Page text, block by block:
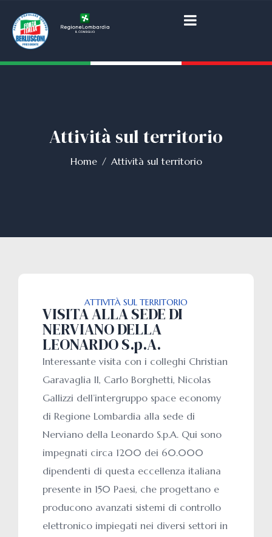
Attività sul territorio
Home Attività sul territorio
ATTIVITÀ SUL TERRITORIO
VISITA ALLA SEDE DI
NERVIANO DELLA
LEONARDO S.p.A.
Interessante visita con i colleghi Christian
Garavaglia II, Carlo Borghetti, Nicolas
Gallizzi dell’intergruppo space economy
di Regione Lombardia alla sede di
Nerviano della Leonardo S.p.A. Qui sono
impegnati circa 1200 dei 60.000
dipendenti di questa eccellenza italiana
presente in 150 Paesi, che progettano e
producono avanzati sistemi di controllo
elettronico impiegati nei diversi settori in